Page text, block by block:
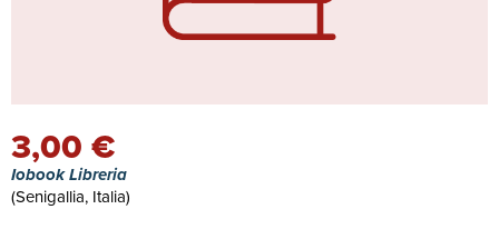
3,00 €
Iobook Libreria
(Senigallia, Italia)